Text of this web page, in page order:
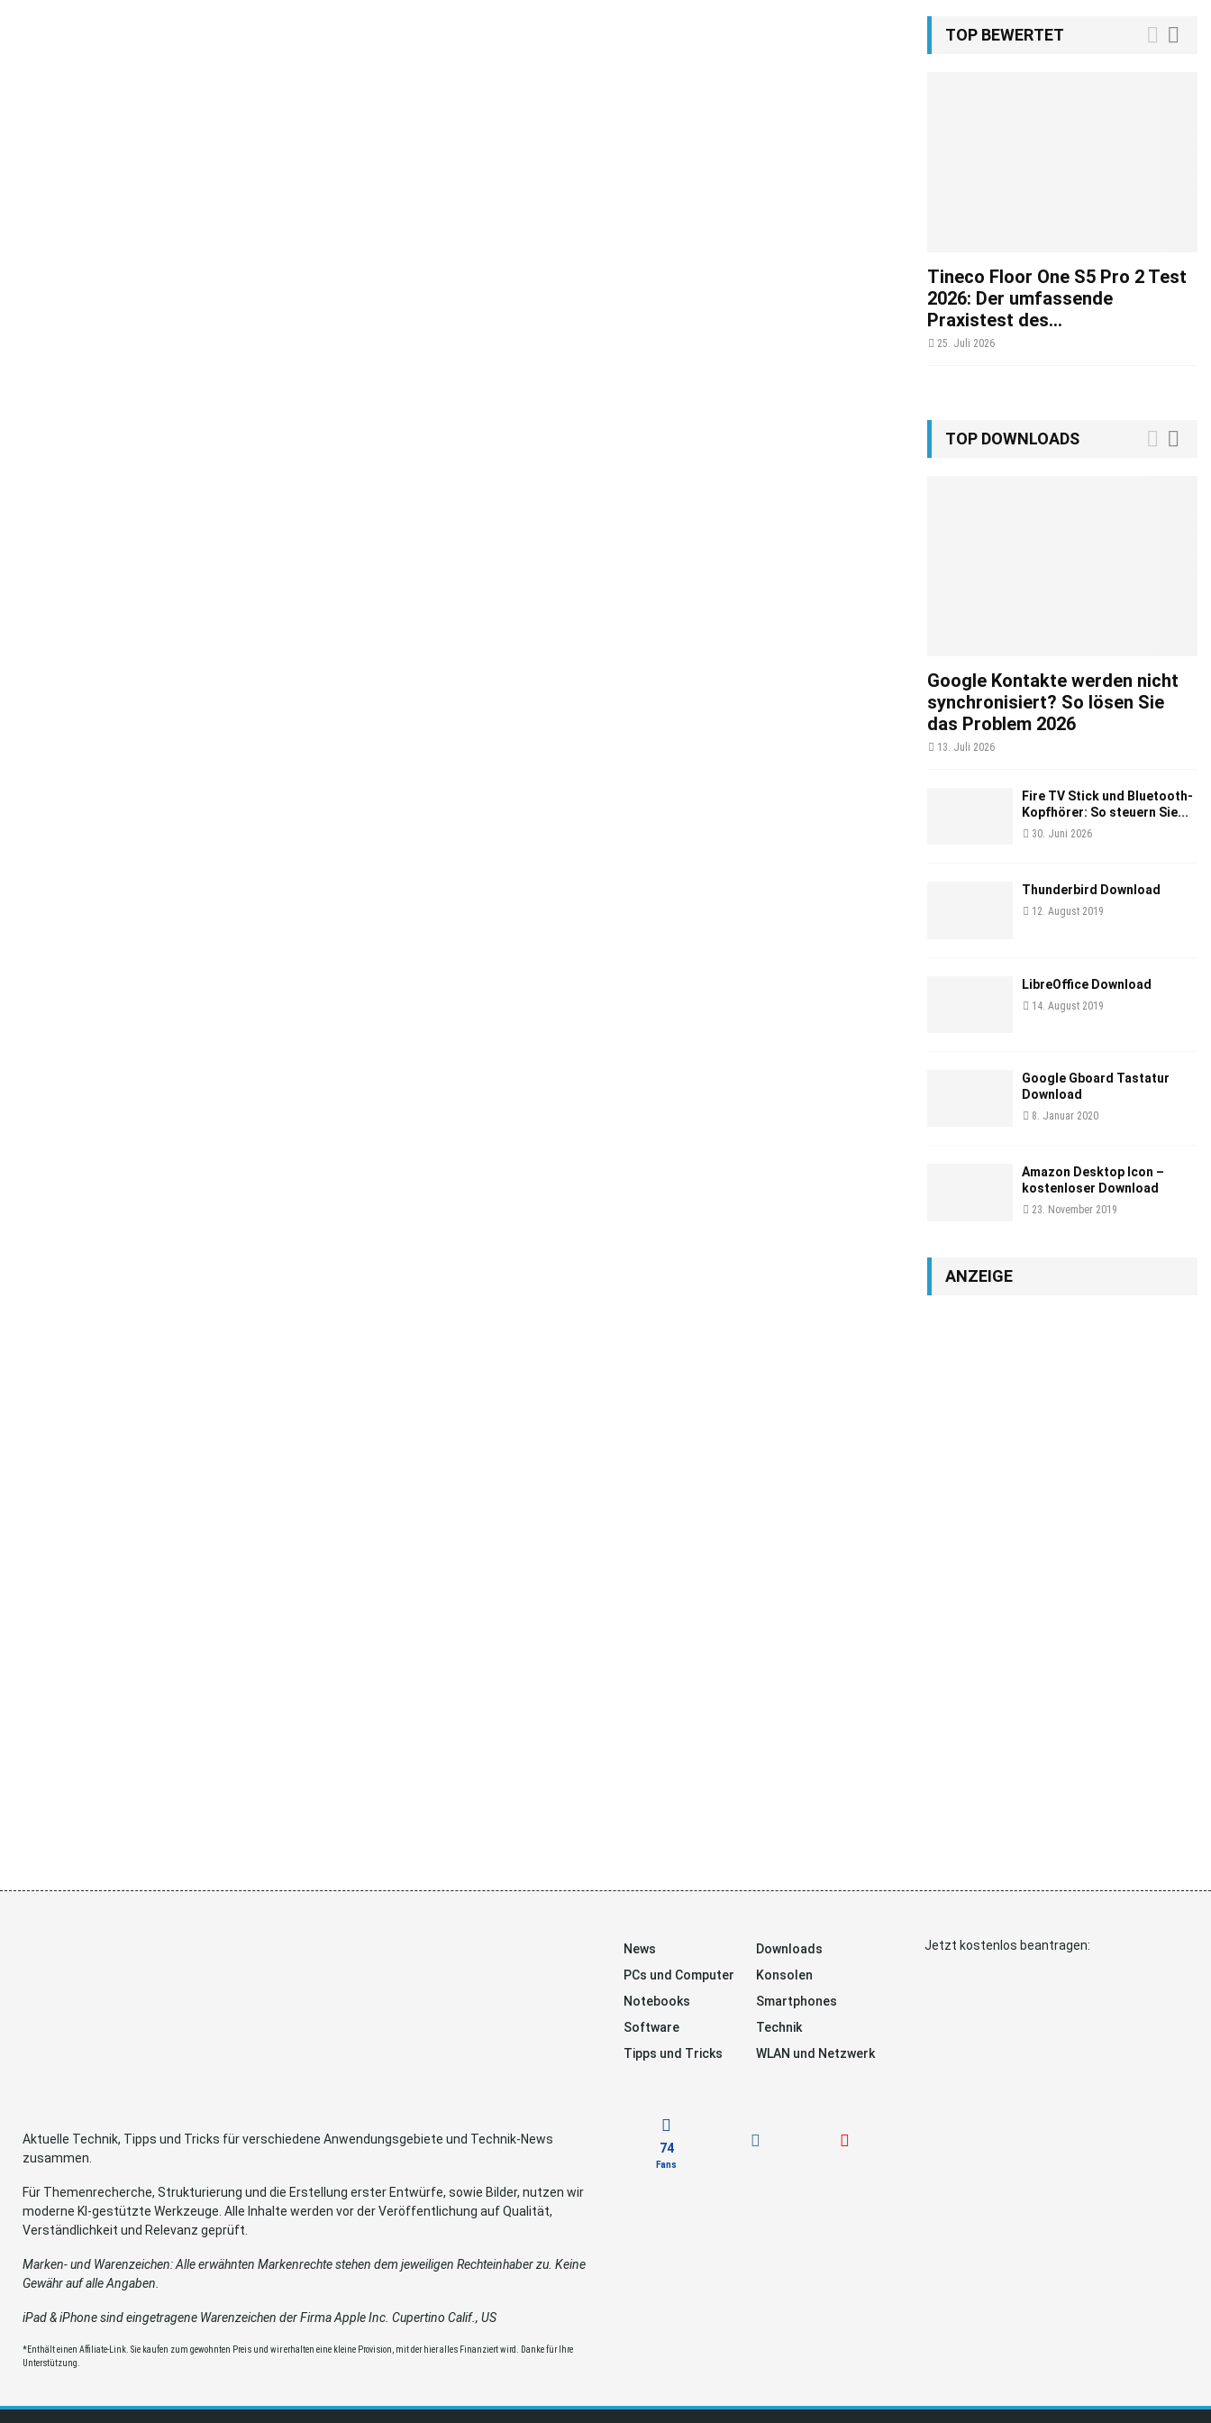
TOP BEWERTET
Tineco Floor One S5 Pro 2 Test
2026: Der umfassende
Praxistest des...
25. Juli 2026
TOP DOWNLOADS
Google Kontakte werden nicht
synchronisiert? So lösen Sie
das Problem 2026
13. Juli 2026
Fire TV Stick und Bluetooth-
Kopfhörer: So steuern Sie...
30. Juni 2026
Thunderbird Download
12. August 2019
LibreOffice Download
14. August 2019
Google Gboard Tastatur
Download
8. Januar 2020
Amazon Desktop Icon –
kostenloser Download
23. November 2019
ANZEIGE
Aktuelle Technik, Tipps und Tricks für verschiedene Anwendungsgebiete und Technik-News
zusammen.
Für Themenrecherche, Strukturierung und die Erstellung erster Entwürfe, sowie Bilder, nutzen wir
moderne KI-gestützte Werkzeuge. Alle Inhalte werden vor der Veröffentlichung auf Qualität,
Verständlichkeit und Relevanz geprüft.
Marken- und Warenzeichen: Alle erwähnten Markenrechte stehen dem jeweiligen Rechteinhaber zu. Keine
Gewähr auf alle Angaben.
iPad & iPhone sind eingetragene Warenzeichen der Firma Apple Inc. Cupertino Calif., US
*Enthält einen Affiliate-Link. Sie kaufen zum gewohnten Preis und wir erhalten eine kleine Provision, mit der hier alles Finanziert wird. Danke für Ihre
Unterstützung.
News
Downloads
PCs und Computer
Konsolen
Notebooks
Smartphones
Software
Technik
Tipps und Tricks
WLAN und Netzwerk
74
Fans
Jetzt kostenlos beantragen: